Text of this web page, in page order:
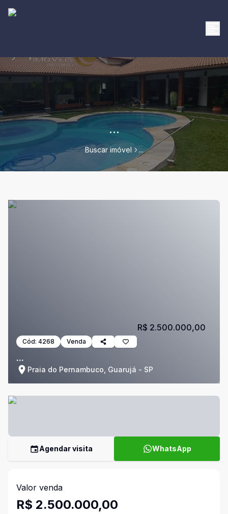
...
Buscar imóvel ...
Cód: 4268 Venda
...
Praia do Pernambuco, Guarujá - SP
R$ 2.500.000,00
Agendar visita WhatsApp
Valor venda
R$ 2.500.000,00